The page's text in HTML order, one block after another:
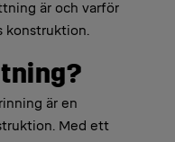
är och varför
konstruktion.
är en
Med ett